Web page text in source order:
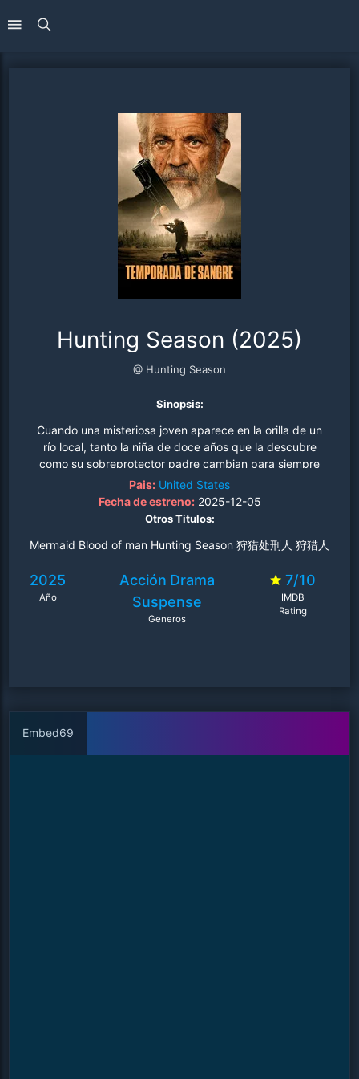
Hunting Season (2025)
@ Hunting Season
Sinopsis:
Cuando una misteriosa joven aparece en la orilla de un
río local, tanto la niña de doce años que la descubre
como su sobreprotector padre cambian para siempre
con la llegada de esta extraña a su hogar. Mientras, un
despiadado capo de la droga no se detendrá ante nada
para matarla de una vez por todas..
Pais: United States
Fecha de estreno:2025-12-05
Otros Titulos:
Mermaid Blood of man Hunting Season 狩猎处刑人 狩猎人
2025
Año
Acción Drama
Suspense
Generos
7/10
IMDB
Rating
Embed69